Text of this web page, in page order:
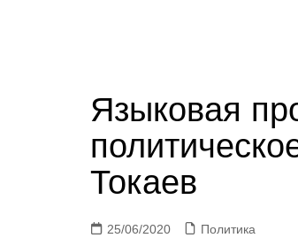
Языковая
Токаев
25/06/2020 Политика